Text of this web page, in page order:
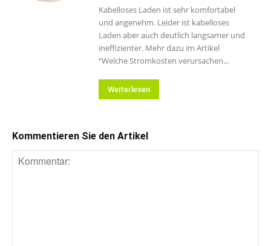
Kabelloses Laden ist sehr komfortabel
und angenehm. Leider ist kabelloses
Laden aber auch deutlich langsamer und
ineffizienter. Mehr dazu im Artikel
“Welche Stromkosten verursachen...
Weiterlesen
Kommentieren Sie den Artikel